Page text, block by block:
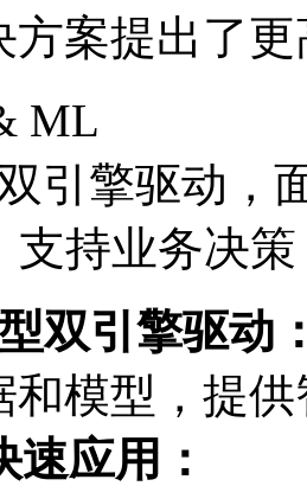
方案提出了
ML
擎驱动，
，支持业务决
双引擎驱动
模型，
应用：